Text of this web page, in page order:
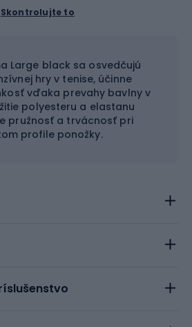
Skontrolujte to
Large black sa osvedčujú
hry v tenise, účinne
vďaka prevahy bavlny v
polyesteru a elastanu
pružnosť a trvácnosť pri
profile ponožky.